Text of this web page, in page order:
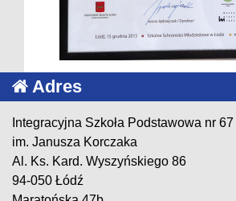
Adres
Integracyjna Szkoła Podstawowa nr 67
im. Janusza Korczaka
Al. Ks. Kard. Wyszyńskiego 86
94-050 Łódź